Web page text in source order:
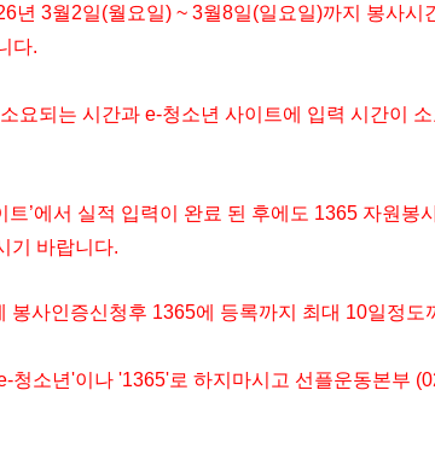
년 3월2일(월요일) ~ 3월8일(일요일)까지 봉사
다.
요되는 시간과 e-청소년 사이트에 입력 시간이
트’에서 실적 입력이 완료 된 후에도 1365 자원
기 바랍니다.
봉사인증신청후 1365에 등록까지 최대 10일정도
청소년'이나 '1365'로 하지마시고 선플운동본부